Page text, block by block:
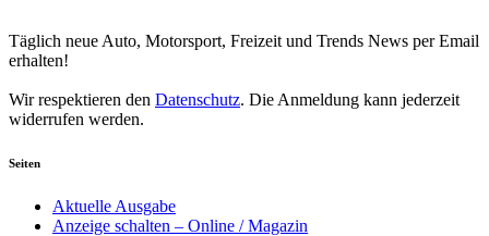
Täglich neue Auto, Motorsport, Freizeit und Trends News per Email
erhalten!
Wir respektieren den Datenschutz. Die Anmeldung kann jederzeit
widerrufen werden.
Seiten
Aktuelle Ausgabe
Anzeige schalten – Online / Magazin